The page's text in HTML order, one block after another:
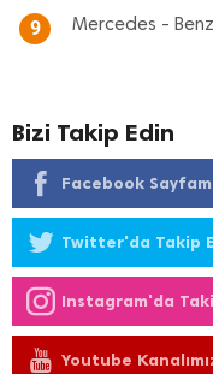
9 Mercedes -
Bizi Takip Edin
Facebook
Twitter'da Takip
Instagram'da
Youtube